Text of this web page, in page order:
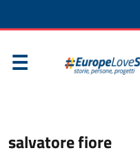
salvatore fiore